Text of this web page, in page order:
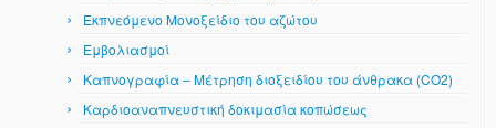
Εκπνεόμενο Μονοξείδιο του αζώτου
Εμβολιασμοί
Καπνογραφία – Μέτρηση διοξειδίου του άνθρακα (CO2)
Καρδιοαναπνευστική δοκιμασία κοπώσεως